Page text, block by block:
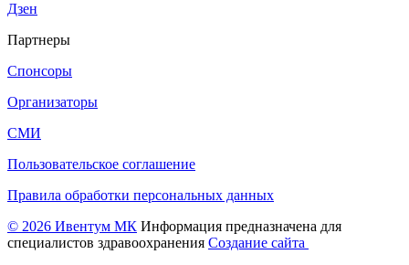
Дзен
Партнеры
Спонсоры
Организаторы
СМИ
Пользовательское соглашение
Правила обработки персональных данных
© 2026 Ивентум МК Информация предназначена для
специалистов здравоохранения Создание сайта